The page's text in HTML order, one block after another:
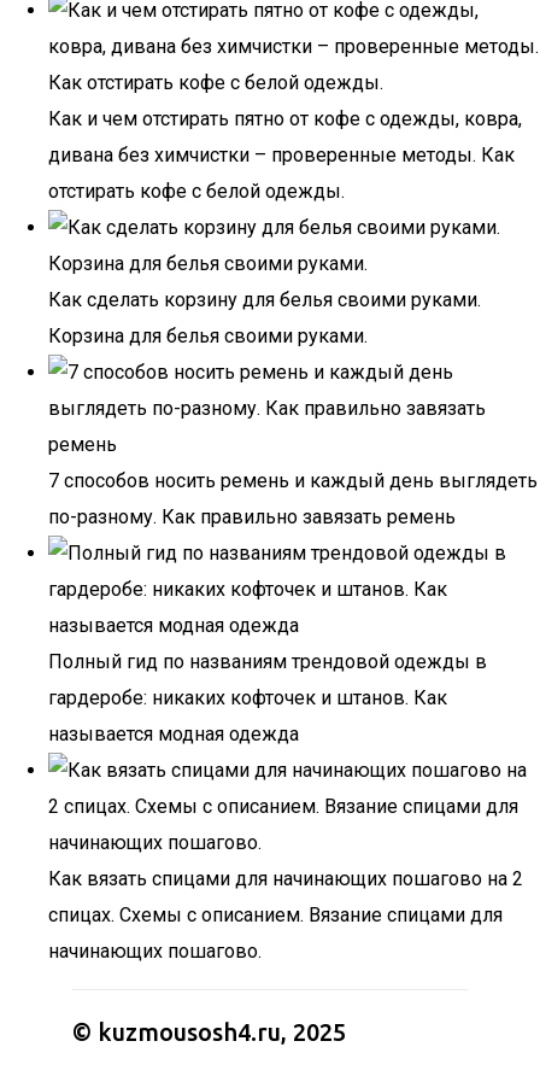
Как и чем отстирать пятно от кофе с одежды, ковра,
дивана без химчистки – проверенные методы. Как
отстирать кофе с белой одежды.
Как сделать корзину для белья своими руками.
Корзина для белья своими руками.
7 способов носить ремень и каждый день выглядеть
по-разному. Как правильно завязать ремень
Полный гид по названиям трендовой одежды в
гардеробе: никаких кофточек и штанов. Как
называется модная одежда
Как вязать спицами для начинающих пошагово на 2
спицах. Схемы с описанием. Вязание спицами для
начинающих пошагово.
© kuzmousosh4.ru, 2025